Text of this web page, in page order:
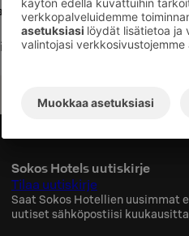
alaltalja, ristikkäistalja sekä
on myös televisio. Sali on
Sokos Hotels uutiskirje
Tilaa uutiskirje
Saat Sokos Hotellien uusimmat
uutiset sähköpostiisi